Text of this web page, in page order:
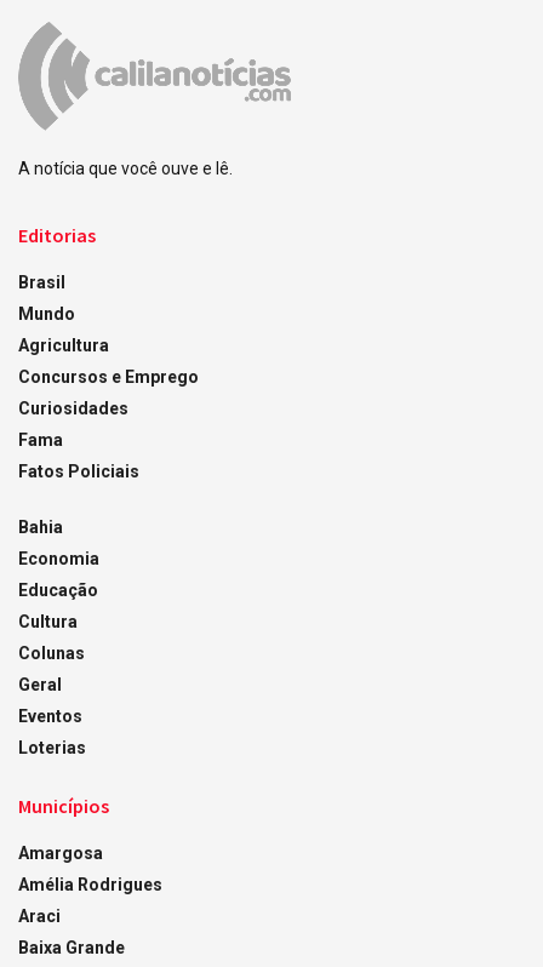
A notícia que você ouve e lê.
Editorias
Brasil
Mundo
Agricultura
Concursos e Emprego
Curiosidades
Fama
Fatos Policiais
Bahia
Economia
Educação
Cultura
Colunas
Geral
Eventos
Loterias
Municípios
Amargosa
Amélia Rodrigues
Araci
Baixa Grande